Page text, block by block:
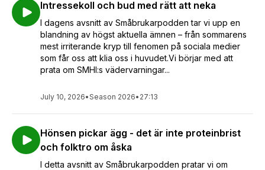
Intressekoll och bud med rätt att neka
I dagens avsnitt av Småbrukarpodden tar vi upp en
blandning av högst aktuella ämnen – från sommarens
mest irriterande kryp till fenomen på sociala medier
som får oss att klia oss i huvudet.Vi börjar med att
prata om SMHI:s vädervarningar...
July 10, 2026•Season 2026• 27:13
Hönsen pickar ägg - det är inte proteinbrist
och folktro om åska
I detta avsnitt av Småbrukarpodden pratar vi om